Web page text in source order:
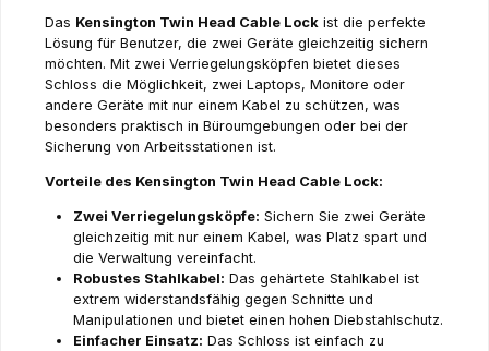
Das Kensington Twin Head Cable Lock ist die perfekte
Lösung für Benutzer, die zwei Geräte gleichzeitig sichern
möchten. Mit zwei Verriegelungsköpfen bietet dieses
Schloss die Möglichkeit, zwei Laptops, Monitore oder
andere Geräte mit nur einem Kabel zu schützen, was
besonders praktisch in Büroumgebungen oder bei der
Sicherung von Arbeitsstationen ist.
Vorteile des Kensington Twin Head Cable Lock:
Zwei Verriegelungsköpfe: Sichern Sie zwei Geräte
gleichzeitig mit nur einem Kabel, was Platz spart und
die Verwaltung vereinfacht.
Robustes Stahlkabel: Das gehärtete Stahlkabel ist
extrem widerstandsfähig gegen Schnitte und
Manipulationen und bietet einen hohen Diebstahlschutz.
Einfacher Einsatz: Das Schloss ist einfach zu